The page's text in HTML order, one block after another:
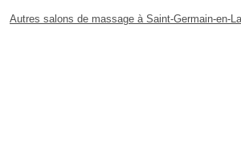
Autres salons de massage à Saint-Germain-en-